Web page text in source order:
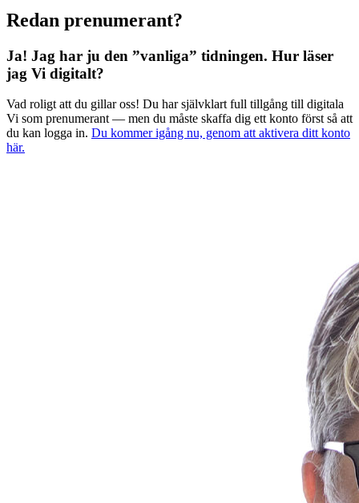
Redan prenumerant?
Ja! Jag har ju den ”vanliga” tidningen. Hur läser
jag Vi digitalt?
Vad roligt att du gillar oss! Du har självklart full tillgång till digitala
Vi som prenumerant — men du måste skaffa dig ett konto först så att
du kan logga in. Du kommer igång nu, genom att aktivera ditt konto
här.